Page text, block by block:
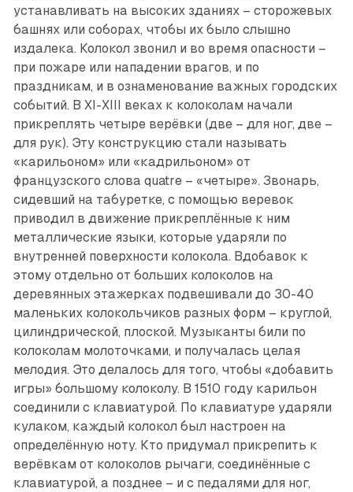
устанавливать на высоких зданиях – сторожевых
башнях или соборах, чтобы их было слышно
издалека. Колокол звонил и во время опасности –
при пожаре или нападении врагов, и по
праздникам, и в ознаменование важных городских
событий. В XI-XIII веках к колоколам начали
прикреплять четыре верёвки (две – для ног, две –
для рук). Эту конструкцию стали называть
«карильоном» или «кадрильоном» от
французского слова quatre – «четыре». Звонарь,
сидевший на табуретке, с помощью веревок
приводил в движение прикреплённые к ним
металлические языки, которые ударяли по
внутренней поверхности колокола. Вдобавок к
этому отдельно от больших колоколов на
деревянных этажерках подвешивали до 30-40
маленьких колокольчиков разных форм – круглой,
цилиндрической, плоской. Музыканты били по
колоколам молоточками, и получалась целая
мелодия. Это делалось для того, чтобы «добавить
игры» большому колоколу. В 1510 году карильон
соединили с клавиатурой. По клавиатуре ударяли
кулаком, каждый колокол был настроен на
определённую ноту. Кто придумал прикрепить к
верёвкам от колоколов рычаги, соединённые с
клавиатурой, а позднее – и с педалями для ног,